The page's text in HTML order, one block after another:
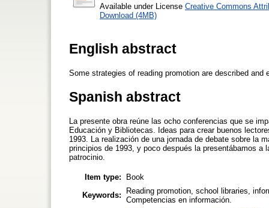
Available under License Creative Commons
Download (4MB)
English abstract
Some strategies of reading promotion are described and
Spanish abstract
La presente obra reúne las ocho conferencias que se
Educación y Bibliotecas. Ideas para crear buenos
1993. La realización de una jornada de debate sobre la
principios de 1993, y poco después la presentábamos a
patrocinio.
Item type:
Book
Keywords:
Reading promotion, school libraries,
Competencias en información.